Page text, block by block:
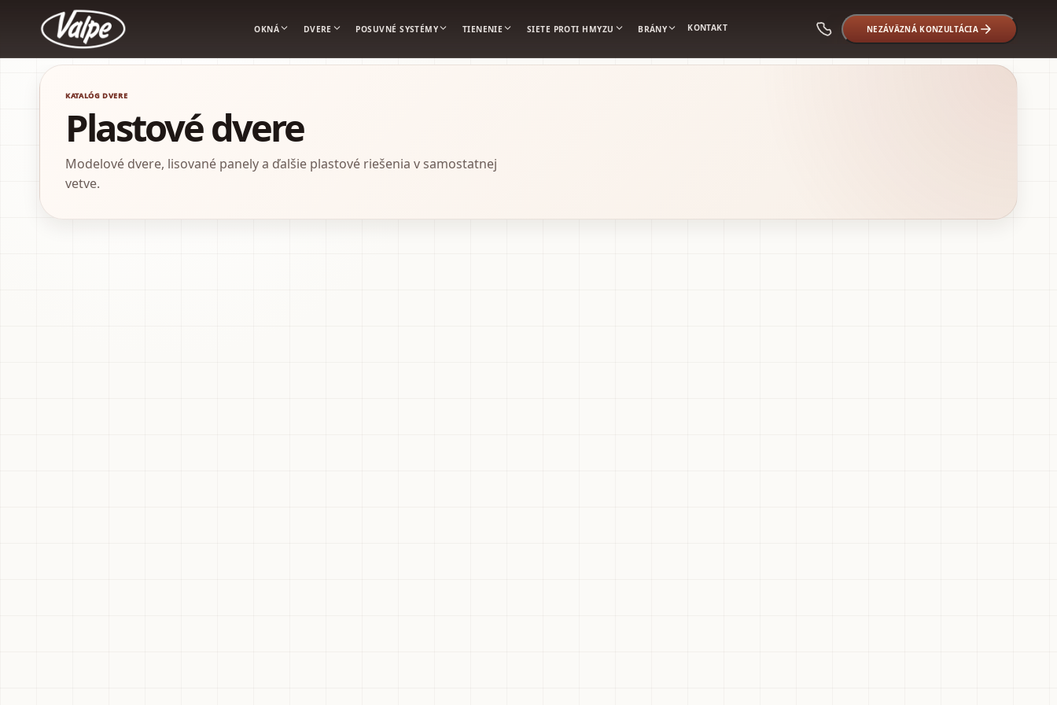
Valpe OKNÁ DVERE POSUVNÉ SYSTÉMY TIENENIE SIETE PROTI HMYZU BRÁNY KONTAKT NEZÁVÄZNÁ KONZULTÁCIA
KATALÓG DVERE
Plastové dvere
Modelové dvere, lisované panely a ďalšie plastové riešenia v samostatnej
vetve.